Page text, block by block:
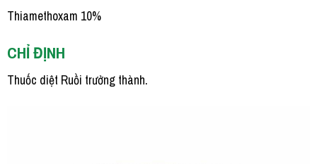
Thiamethoxam 10%
CHỈ ĐỊNH
Thuốc diệt Ruồi trưởng thành.